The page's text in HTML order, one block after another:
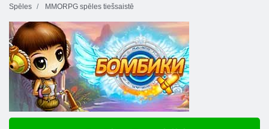
Spēles MMORPG spēles tiešsaistē